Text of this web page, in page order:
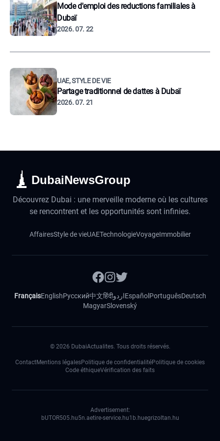
Mode d'emploi des reductions familiales à
Dubaï
2026. 07. 22
UAE, STYLE DE VIE
Partage traditionnel de dattes à Dubaï
2026. 07. 21
DubaiNewsGroup
Découvrez Dubai : une merveille moderne où les cultures
se rencontrent et les opportunités sont infinies.
AffairesStyle de vieUAETechnologieVoyageImmobilier
FrançaisEnglishРусский中文हिंदीاردوEspañol PortuguêsDeutsch
MagyarSlovenský
© 2026 DubaiActualites. Tous droits réservés.
ContactMentions légalesPolitique de confidentialitéPolitique de cookies
Code éthiqueVérification des faits
Advertisement:
bUTOR505.hu5n.aetire-service.hu1b.huegrizoltan.hu